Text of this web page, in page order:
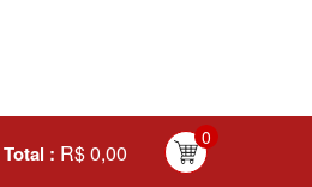
0
Total : R$ 0,00